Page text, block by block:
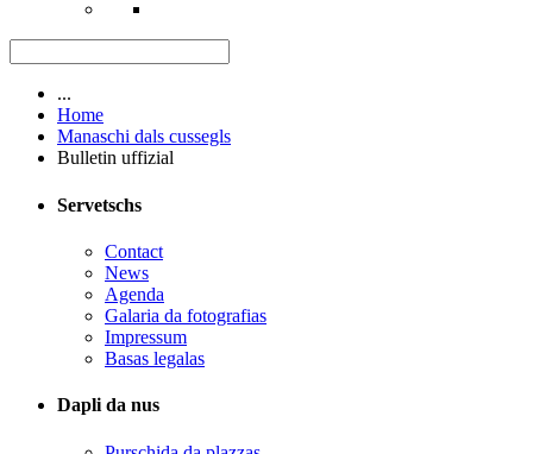
...
Home
Manaschi dals cussegls
Bulletin uffizial
Servetschs
Contact
News
Agenda
Galaria da fotografias
Impressum
Basas legalas
Dapli da nus